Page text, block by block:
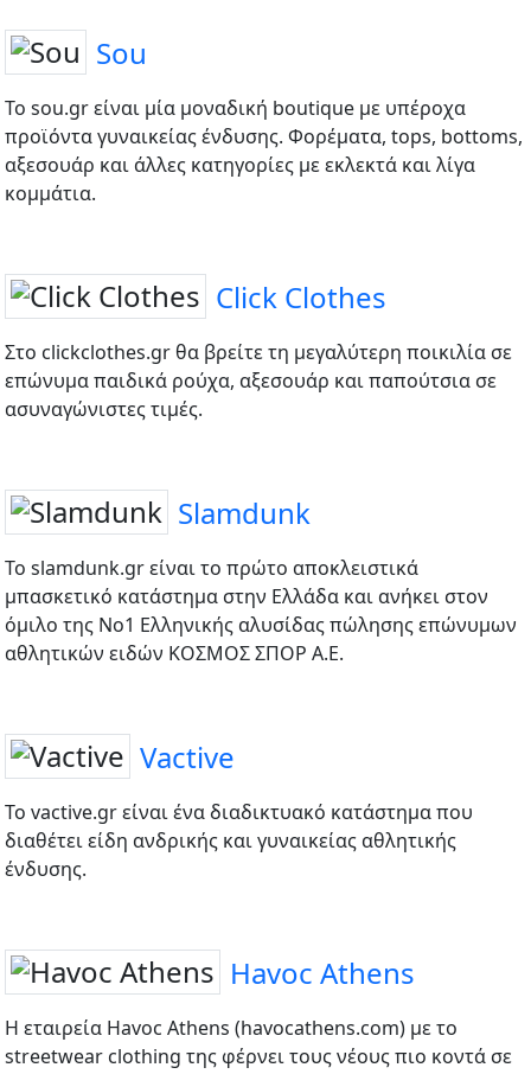
Sou
Το sou.gr είναι μία μοναδική boutique με υπέροχα
προϊόντα γυναικείας ένδυσης. Φορέματα, tops, bottoms,
αξεσουάρ και άλλες κατηγορίες με εκλεκτά και λίγα
κομμάτια.
Click Clothes
Στο clickclothes.gr θα βρείτε τη μεγαλύτερη ποικιλία σε
επώνυμα παιδικά ρούχα, αξεσουάρ και παπούτσια σε
ασυναγώνιστες τιμές.
Slamdunk
Το slamdunk.gr είναι το πρώτο αποκλειστικά
μπασκετικό κατάστημα στην Ελλάδα και ανήκει στον
όμιλο της Νο1 Ελληνικής αλυσίδας πώλησης επώνυμων
αθλητικών ειδών ΚΟΣΜΟΣ ΣΠΟΡ Α.Ε.
Vactive
To vactive.gr είναι ένα διαδικτυακό κατάστημα που
διαθέτει είδη ανδρικής και γυναικείας αθλητικής
ένδυσης.
Havoc Athens
Η εταιρεία Havoc Athens (havocathens.com) με το
streetwear clothing της φέρνει τους νέους πιο κοντά σε